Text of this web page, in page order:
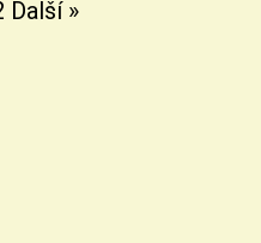
Další »